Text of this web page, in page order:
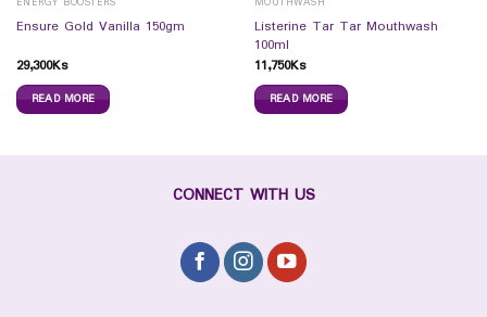
Ensure Gold Vanilla 150gm
29,300Ks
READ MORE
Listerine Tar Tar Mouthwash
100ml
11,750Ks
READ MORE
CONNECT WITH US